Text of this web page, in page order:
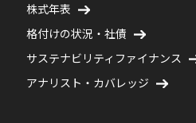
株式年表
格付けの状況・社債
サステナビリティファイナンス
アナリスト・カバレッジ